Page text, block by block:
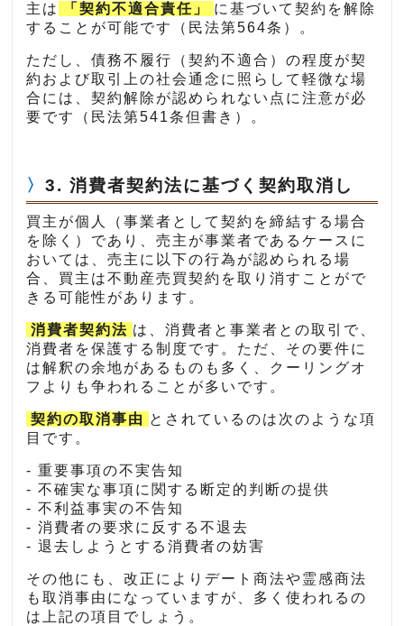
主は
「契約不適合責任」
に基づいて契約を解除
することが可能です（民法第564条）。
ただし、債務不履行（契約不適合）の程度が契
約および取引上の社会通念に照らして軽微な場
合には、契約解除が認められない点に注意が必
要です（民法第541条但書き）。
3. 消費者契約法に基づく契約取消し
買主が個人（事業者として契約を締結する場合
を除く）であり、売主が事業者であるケースに
おいては、売主に以下の行為が認められる場
合、買主は不動産売買契約を取り消すことがで
きる可能性があります。
消費者契約法 は、消費者と事業者との取引で、
消費者を保護する制度です。ただ、その要件に
は解釈の余地があるものも多く、クーリングオ
フよりも争われることが多いです。
契約の取消事由 とされているのは次のような項
目です。
- 重要事項の不実告知
- 不確実な事項に関する断定的判断の提供
- 不利益事実の不告知
- 消費者の要求に反する不退去
- 退去しようとする消費者の妨害
その他にも、改正によりデート商法や霊感商法
も取消事由になっていますが、多く使われるの
は上記の項目でしょう。